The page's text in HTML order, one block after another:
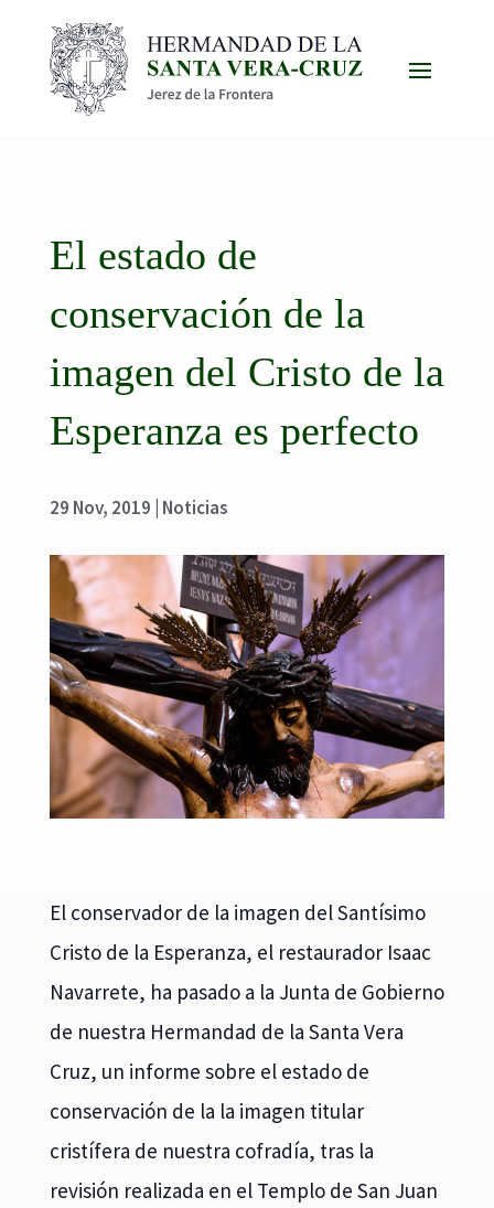
El estado de
conservación de la
imagen del Cristo de la
Esperanza es perfecto
29 Nov, 2019 Noticias
El conservador de la imagen del Santísimo
Cristo de la Esperanza, el restaurador Isaac
Navarrete, ha pasado a la Junta de Gobierno
de nuestra Hermandad de la Santa Vera
Cruz, un informe sobre el estado de
conservación de la la imagen titular
cristífera de nuestra cofradía, tras la
revisión realizada en el Templo de San Juan